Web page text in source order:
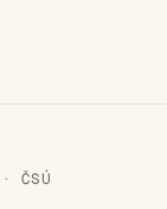
ČSÚ